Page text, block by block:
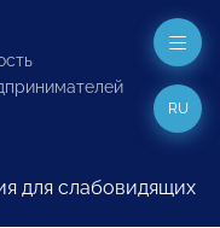
для слабовидящих
RU